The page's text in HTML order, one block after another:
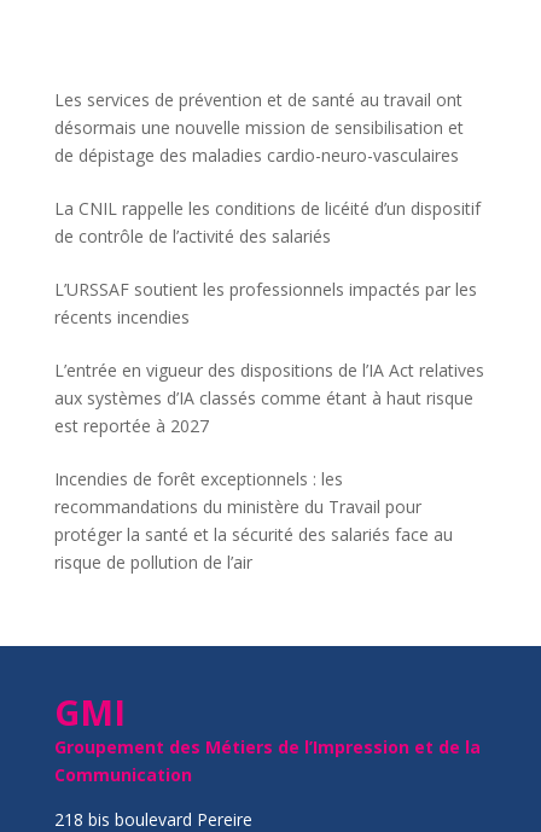
Les services de prévention et de santé au travail ont
désormais une nouvelle mission de sensibilisation et
de dépistage des maladies cardio-neuro-vasculaires
La CNIL rappelle les conditions de licéité d’un dispositif
de contrôle de l’activité des salariés
L’URSSAF soutient les professionnels impactés par les
récents incendies
L’entrée en vigueur des dispositions de l’IA Act relatives
aux systèmes d’IA classés comme étant à haut risque
est reportée à 2027
Incendies de forêt exceptionnels : les
recommandations du ministère du Travail pour
protéger la santé et la sécurité des salariés face au
risque de pollution de l’air
GMI
Groupement des Métiers de l’Impression et de la
Communication
218 bis boulevard Pereire